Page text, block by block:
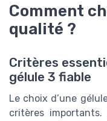
Comment
qualité ?
Critères
gélule 3 fiable
Le choix d’une
critères importants.